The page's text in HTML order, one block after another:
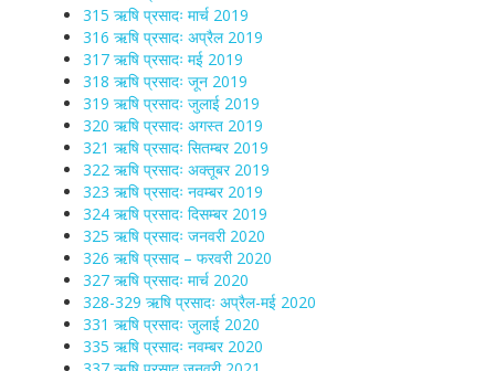
315 ऋषि प्रसादः मार्च 2019
316 ऋषि प्रसादः अप्रैल 2019
317 ऋषि प्रसादः मई 2019
318 ऋषि प्रसादः जून 2019
319 ऋषि प्रसादः जुलाई 2019
320 ऋषि प्रसादः अगस्त 2019
321 ऋषि प्रसादः सितम्बर 2019
322 ऋषि प्रसादः अक्तूबर 2019
323 ऋषि प्रसादः नवम्बर 2019
324 ऋषि प्रसादः दिसम्बर 2019
325 ऋषि प्रसादः जनवरी 2020
326 ऋषि प्रसाद – फरवरी 2020
327 ऋषि प्रसादः मार्च 2020
328-329 ऋषि प्रसादः अप्रैल-मई 2020
331 ऋषि प्रसादः जुलाई 2020
335 ऋषि प्रसादः नवम्बर 2020